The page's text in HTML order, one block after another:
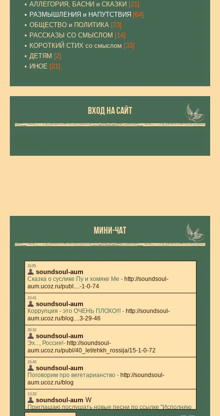
АЛЛЕГОРИЯ, БАСНИ и СКАЗКИ [21]
РАЗМЫШЛЕНИЯ и НАПУТСТВИЯ [64]
ОБЩЕСТВО и ПОЛИТИКА [23]
РАССКАЗЫ СО СМЫСЛОМ [14]
КОРОТКИЙ СТИХ со смыслом [33]
ДЕТЯМ [2]
ИНОЕ [21]
ВХОД НА САЙТ
МИНИ-ЧАТ